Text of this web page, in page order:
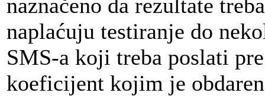
naznačeno da rezultate
naplaćuju testiranje do
SMS-a koji treba poslati
koeficijent kojim je